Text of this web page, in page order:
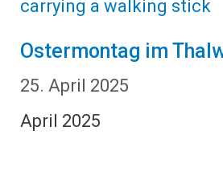
Ostermontag im
25. April 2025
April 2025